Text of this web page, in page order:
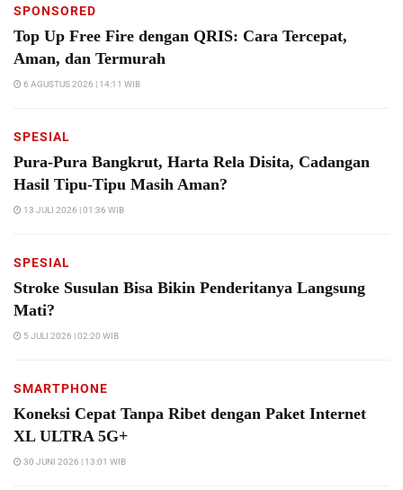
SPONSORED
Top Up Free Fire dengan QRIS: Cara Tercepat,
Aman, dan Termurah
6 AGUSTUS 2026 | 14:11 WIB
SPESIAL
Pura-Pura Bangkrut, Harta Rela Disita, Cadangan
Hasil Tipu-Tipu Masih Aman?
13 JULI 2026 | 01:36 WIB
SPESIAL
Stroke Susulan Bisa Bikin Penderitanya Langsung
Mati?
5 JULI 2026 | 02:20 WIB
SMARTPHONE
Koneksi Cepat Tanpa Ribet dengan Paket Internet
XL ULTRA 5G+
30 JUNI 2026 | 13:01 WIB